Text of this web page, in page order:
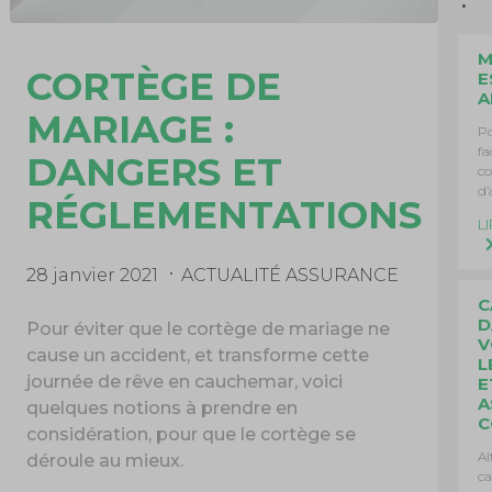
CORTÈGE DE
MARIAGE :
DANGERS ET
RÉGLEMENTATIONS
28 janvier 2021 ACTUALITÉ ASSURANCE
Pour éviter que le cortège de mariage ne
cause un accident, et transforme cette
journée de rêve en cauchemar, voici
quelques notions à prendre en
considération, pour que le cortège se
déroule au mieux.